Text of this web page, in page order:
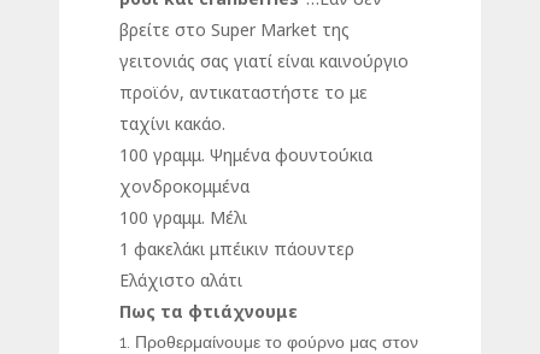
βρείτε στο Super Market της
γειτονιάς σας γιατί είναι καινούργιο
προϊόν, αντικαταστήστε το με
ταχίνι κακάο.
100 γραμμ. Ψημένα φουντούκια
χονδροκομμένα
100 γραμμ. Μέλι
1 φακελάκι μπέικιν πάουντερ
Ελάχιστο αλάτι
Πως τα φτιάχνουμε
Προθερμαίνουμε το φούρνο μας στον